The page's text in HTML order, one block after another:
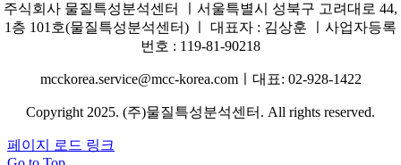
주식회사 물질특성분석센터 ㅣ서울특별시 성북구 고려대로 44,
1층 101호(물질특성분석센터) ㅣ 대표자 : 김상훈 ㅣ사업자등록
번호 : 119-81-90218
mcckorea.service@mcc-korea.comㅣ대표: 02-928-1422
Copyright 2025. (주)물질특성분석센터. All rights reserved.
페이지 로드 링크